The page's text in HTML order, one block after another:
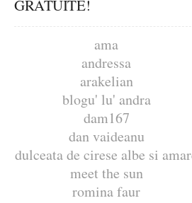
GRATUITE!
ama
andressa
arakelian
blogu' lu' andra
dam167
dan vaideanu
dulceata de cirese albe si
meet the sun
romina faur